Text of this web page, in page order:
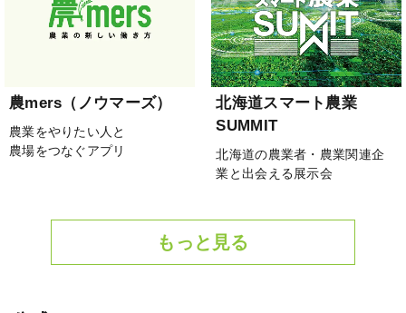
農mers（ノウマーズ）
農業をやりたい人と
農場をつなぐアプリ
北海道スマート農業
SUMMIT
北海道の農業者・農業関連企
業と出会える展示会
もっと見る